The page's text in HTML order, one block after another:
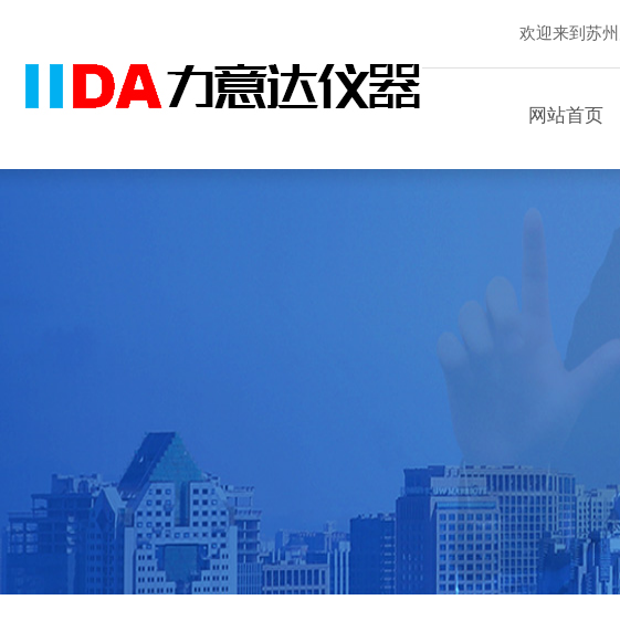
欢迎来到苏
网站首页